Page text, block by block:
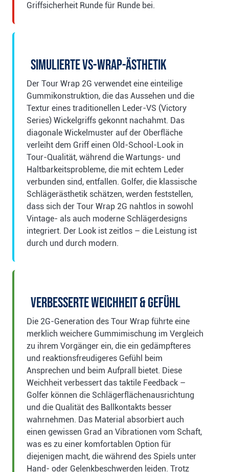
Griffsicherheit Runde für Runde bei.
Simulierte VS-Wrap-Ästhetik
Der Tour Wrap 2G verwendet eine einteilige
Gummikonstruktion, die das Aussehen und die
Textur eines traditionellen Leder-VS (Victory
Series) Wickelgriffs gekonnt nachahmt. Das
diagonale Wickelmuster auf der Oberfläche
verleiht dem Griff einen Old-School-Look in
Tour-Qualität, während die Wartungs- und
Haltbarkeitsprobleme, die mit echtem Leder
verbunden sind, entfallen. Golfer, die klassische
Schlägerästhetik schätzen, werden feststellen,
dass sich der Tour Wrap 2G nahtlos in sowohl
Vintage- als auch moderne Schlägerdesigns
integriert. Der Look ist zeitlos – die Leistung ist
durch und durch modern.
Verbesserte Weichheit & Gefühl
Die 2G-Generation des Tour Wrap führte eine
merklich weichere Gummimischung im Vergleich
zu ihrem Vorgänger ein, die ein gedämpfteres
und reaktionsfreudigeres Gefühl beim
Ansprechen und beim Aufprall bietet. Diese
Weichheit verbessert das taktile Feedback –
Golfer können die Schlägerflächenausrichtung
und die Qualität des Ballkontakts besser
wahrnehmen. Das Material absorbiert auch
einen gewissen Grad an Vibrationen vom Schaft,
was es zu einer komfortablen Option für
diejenigen macht, die während des Spiels unter
Hand- oder Gelenkbeschwerden leiden. Trotz